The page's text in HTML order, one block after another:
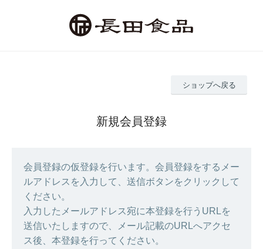
ショップへ戻る
新規会員登録
会員登録の仮登録を行います。会員登録をするメー
ルアドレスを入力して、送信ボタンをクリックして
ください。
入力したメールアドレス宛に本登録を行うURLを
送信いたしますので、メール記載のURLへアクセ
ス後、本登録を行ってください。